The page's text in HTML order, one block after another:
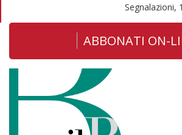
Segnalazioni,
ABBONATI ON-